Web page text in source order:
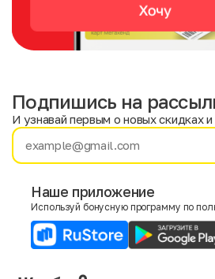
Имя
E-mail
Подпишись на
И узнавай первым о новых скидках и
Наше приложение
Используй бонусную программу по